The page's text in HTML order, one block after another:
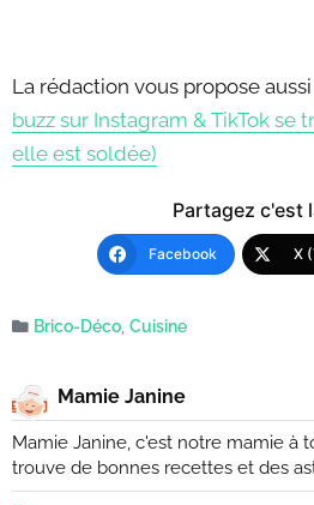
La rédaction vous propose aussi
buzz sur Instagram & TikTok se
elle est soldée)
Partagez c'est
Facebook X
Brico-Déco Cuisine
Mamie Janine
Mamie Janine, c'est notre mamie à
trouve de bonnes recettes et des